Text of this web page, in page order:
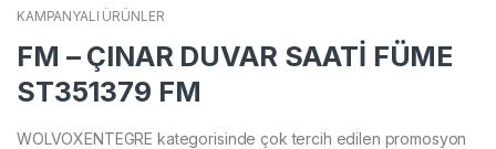
KAMPANYALI ÜRÜNLER
FM – ÇINAR DUVAR SAATİ FÜME
ST351379 FM
WOLVOXENTEGRE kategorisinde çok tercih edilen promosyon